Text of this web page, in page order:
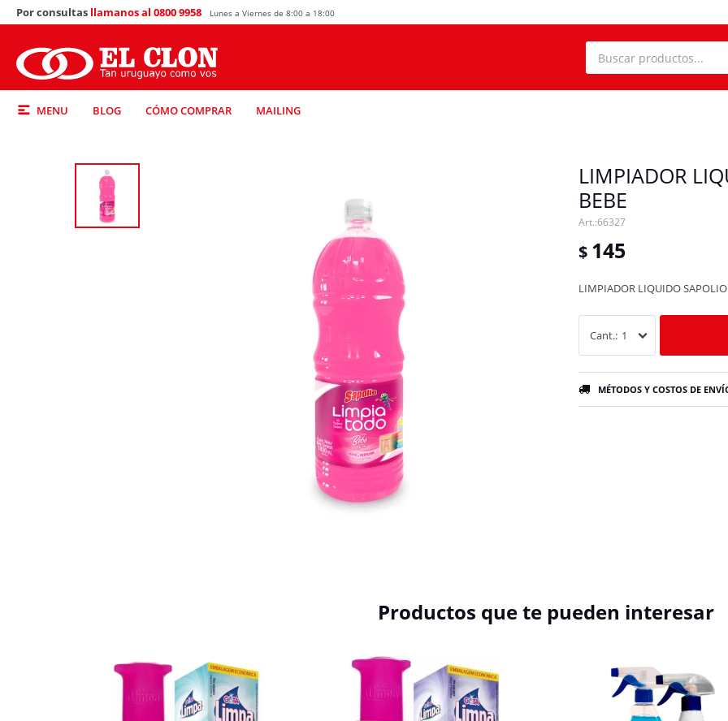
MENU BLOG CÓMO COMPRAR MAILING
Por consultas llamanos al 0800 9958 Lunes a Viernes de 8:00 a 18:00
LIMPIADOR
BEBE
66327
$ 145
LIMPIADOR LIQUIDO SAPOLIO
1
MÉTODOS Y COSTOS DE
Productos que te pueden interesar